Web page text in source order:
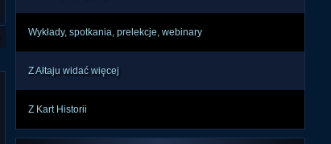
Wykłady, spotkania, prelekcje, webinary
Z Ałtaju widać więcej
Z Kart Historii